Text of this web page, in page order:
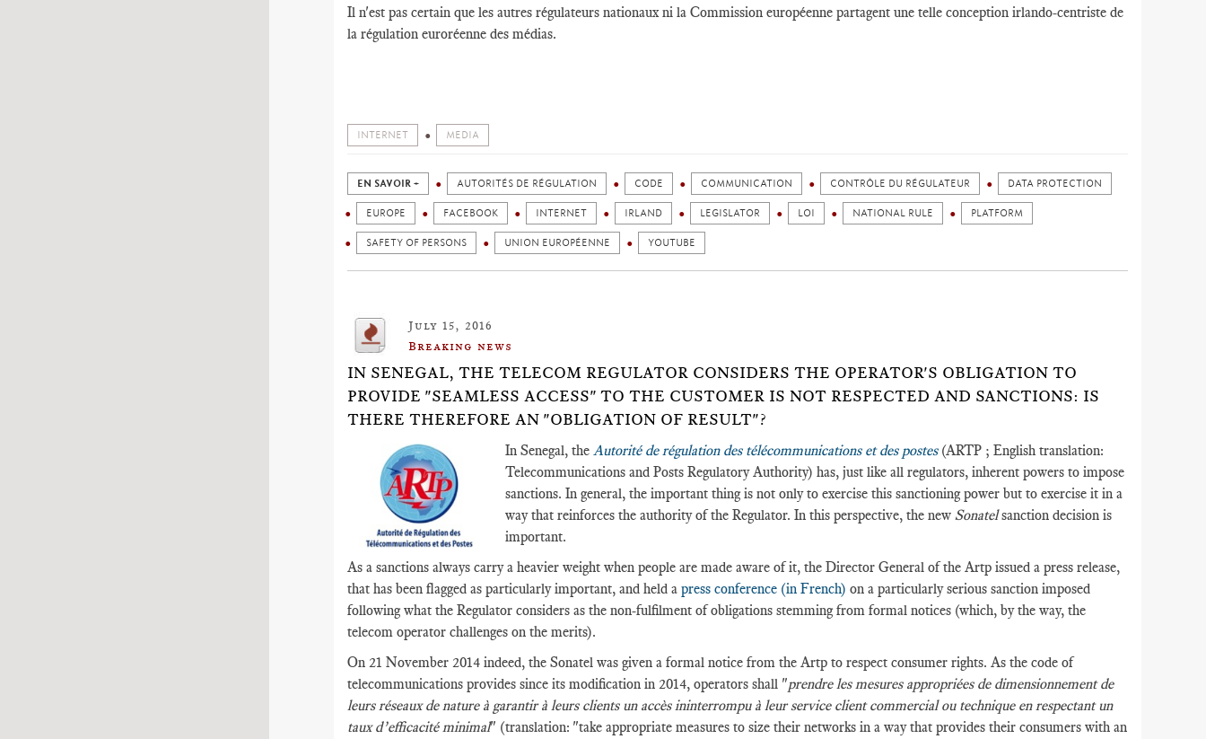
Il n'est pas certain que les autres régulateurs nationaux ni la Commission européenne partagent une telle conception irlando-centriste de
la régulation euroréenne des médias.
INTERNET MEDIA
EN SAVOIR + AUTORITÉS DE RÉGULATION CODE COMMUNICATION CONTRÔLE DU RÉGULATEUR DATA PROTECTION
EUROPE FACEBOOK INTERNET IRLAND LEGISLATOR LOI NATIONAL RULE PLATFORM
SAFETY OF PERSONS UNION EUROPÉENNE YOUTUBE
July 15, 2016
Breaking news
IN SENEGAL, THE TELECOM REGULATOR CONSIDERS THE OPERATOR'S OBLIGATION TO
PROVIDE "SEAMLESS ACCESS" TO THE CUSTOMER IS NOT RESPECTED AND SANCTIONS: IS
THERE THEREFORE AN "OBLIGATION OF RESULT"?
In Senegal, the Autorité de régulation des télécommunications et des postes(ARTP ; English translation:
Telecommunications and Posts Regulatory Authority) has, just like all regulators, inherent powers to impose
sanctions. In general, the important thing is not only to exercise this sanctioning power but to exercise it in a
way that reinforces the authority of the Regulator. In this perspective, the new Sonatelsanction decision is
important.
As a sanctions always carry a heavier weight when people are made aware of it, the Director General of the Artp issued a press release,
that has been flagged as particularly important, and held a press conference (in French) on a particularly serious sanction imposed
following what the Regulator considers as the non-fulfilment of obligations stemming from formal notices (which, by the way, the
telecom operator challenges on the merits).
On 21 November 2014 indeed, the Sonatel was given a formal notice from the Artp to respect consumer rights. As the code of
telecommunications provides since its modification in 2014, operators shall "prendre les mesures appropriées de dimensionnement de
leurs réseaux de nature à garantir à leurs clients un accès ininterrompu à leur service client commercial ou technique en respectant un
taux d’efficacité minimal" (translation: "take appropriate measures to size their networks in a way that provides their consumers with an